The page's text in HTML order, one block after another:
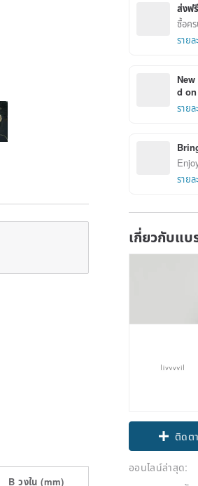
ส่งฟรี
ซื้อค
รายล
d
รายล
รายล
เกี่ยวกับแบ
ติดต
ออนไลน์ล่าสุด:
Bวงใน (mm)